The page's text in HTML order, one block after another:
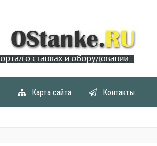
Карта сайта Контакты